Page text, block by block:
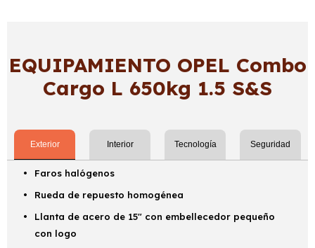
EQUIPAMIENTO OPEL Combo
Cargo L 650kg 1.5 S&S
Exterior Interior Tecnología Seguridad
Faros halógenos
Rueda de repuesto homogénea
Llanta de acero de 15" con embellecedor pequeño
con logo